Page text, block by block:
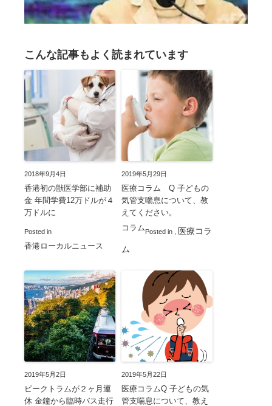
こんな記事もよく読まれています
2018年9月4日
香港初の獣医学部に補助
金 年間学費12万ドルが４
万ドルに
Posted in
香港ローカルニュース
2019年5月29日
医療コラム Q 子どもの
気管支喘息について、教
えてください。
Posted in
コラム
医療コラ
ム
2019年5月2日
ピークトラムが２ヶ月運
休 金鐘から臨時バス走行
2019年5月22日
医療コラムQ 子どもの気
管支喘息について、教え